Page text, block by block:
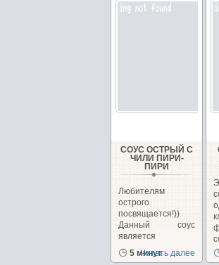
СОУС ОСТРЫЙ С
ЧИЛИ ПИРИ-
ПИРИ
Любителям
острого
посвящается!))
Данный соус
является
кулинарным...
5 минут
Читать далее